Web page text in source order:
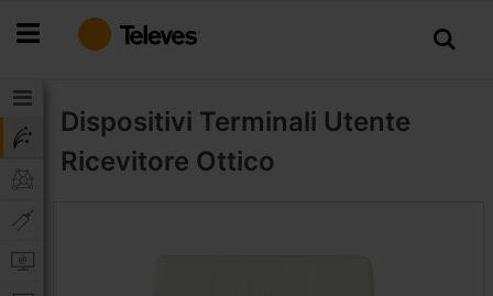
al
Dispositivi Terminali Utente
Ricevitore Ottico